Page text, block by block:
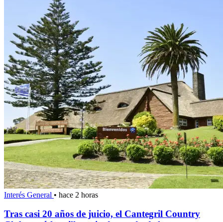
Interés General • hace 2 horas
Tras casi 20 años de juicio, el Cantegril Country